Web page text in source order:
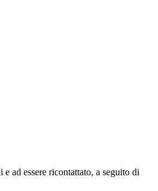
essere ricontattato, a seguito di